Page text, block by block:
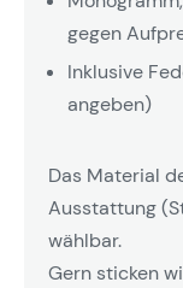
gegen
Inklusive
angeben)
Das Material
Ausstattung
wählbar.
Gern sticken